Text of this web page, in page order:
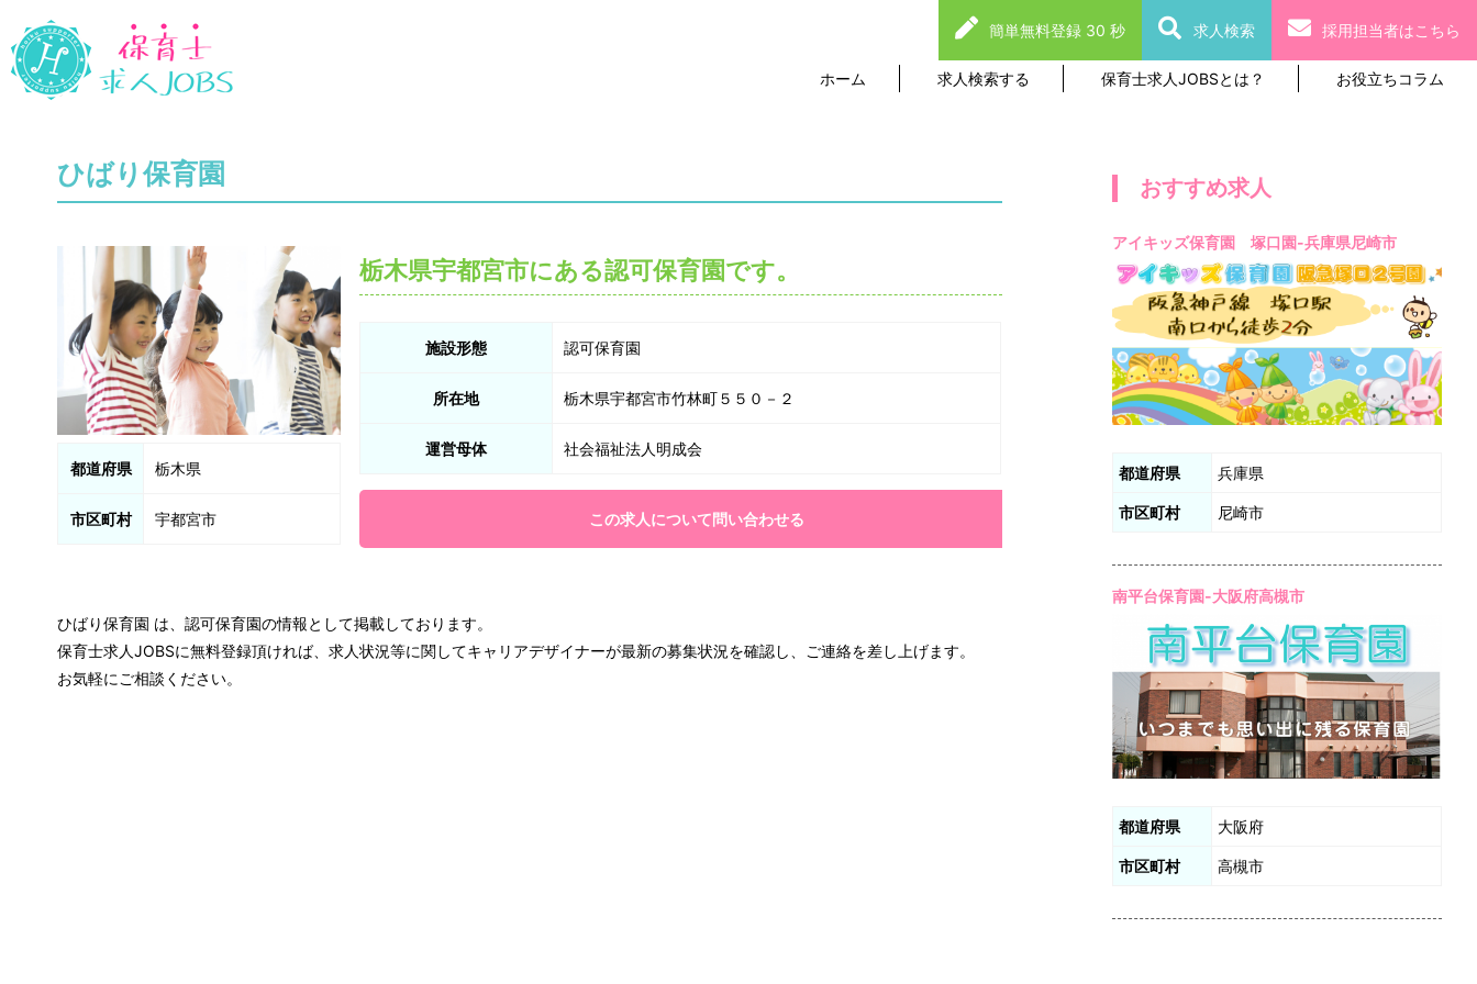
ホーム 求人検索する 保育士求人JOBSとは？ お役立ちコラム
簡単無料登録 30 秒 求人検索 採用担当者はこちら
ひばり保育園
都道府県 栃木県
市区町村 宇都宮市
栃木県宇都宮市にある認可保育園です。
施設形態 認可保育園
所在地 栃木県宇都宮市竹林町５５０－２
運営母体 社会福祉法人明成会
この求人について問い合わせる
ひばり保育園 は、認可保育園の情報として掲載しております。
保育士求人JOBSに無料登録頂ければ、求人状況等に関してキャリアデザイナーが最新の募集状況を確認し、ご連絡を差し上げます。
お気軽にご相談ください。
おすすめ求人
アイキッズ保育園 塚口園-兵庫県尼崎市
都道府県 兵庫県
市区町村 尼崎市
南平台保育園-大阪府高槻市
都道府県 大阪府
市区町村 高槻市